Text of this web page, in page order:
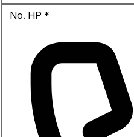
No. HP *